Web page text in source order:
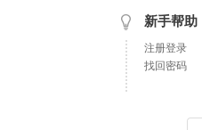
新手帮助
注册登录
找回密码